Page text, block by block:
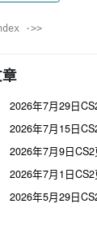
·>>
2026年7月29日
2026年7月15日
2026年7月9日
2026年7月1日CS2
2026年5月29日